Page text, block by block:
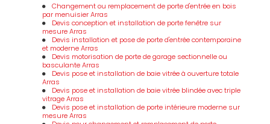
Changement ou remplacement de porte d'entrée en bois
par menuisier Arras
Devis conception et installation de porte fenêtre sur
mesure Arras
Devis installation et pose de porte d'entrée contemporaine
et moderne Arras
Devis motorisation de porte de garage sectionnelle ou
basculante Arras
Devis pose et installation de baie vitrée à ouverture totale
Arras
Devis pose et installation de baie vitrée blindée avec triple
vitrage Arras
Devis pose et installation de porte intérieure moderne sur
mesure Arras